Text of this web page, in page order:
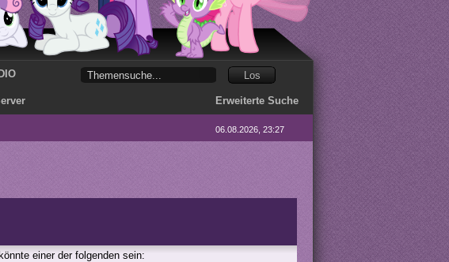
Erweiterte Suche
06.08.2026, 23:27
einer der folgenden sein: